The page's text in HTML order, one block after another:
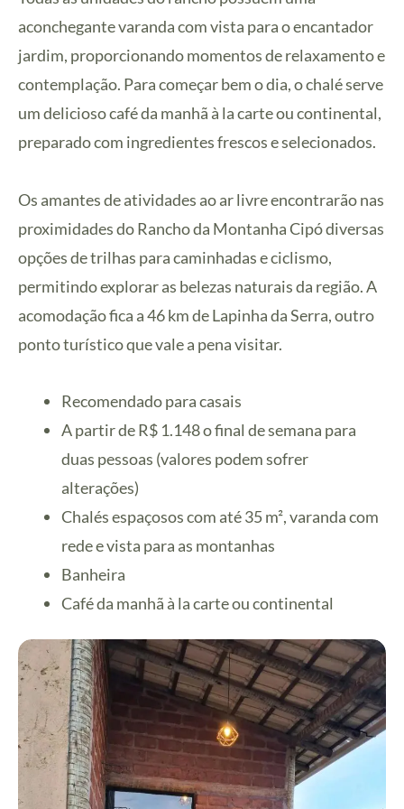
aconchegante varanda com vista para o encantador
jardim, proporcionando momentos de relaxamento e
contemplação. Para começar bem o dia, o chalé serve
um delicioso café da manhã à la carte ou continental,
preparado com ingredientes frescos e selecionados.
Os amantes de atividades ao ar livre encontrarão nas
proximidades do Rancho da Montanha Cipó diversas
opções de trilhas para caminhadas e ciclismo,
permitindo explorar as belezas naturais da região. A
acomodação fica a 46 km de Lapinha da Serra, outro
ponto turístico que vale a pena visitar.
Recomendado para casais
A partir de R$ 1.148 o final de semana para
duas pessoas (valores podem sofrer
alterações)
Chalés espaçosos com até 35 m², varanda com
rede e vista para as montanhas
Banheira
Café da manhã à la carte ou continental